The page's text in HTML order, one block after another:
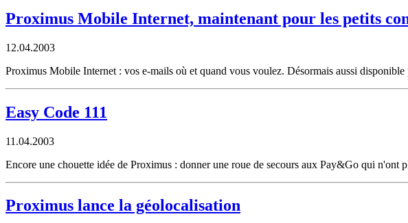
Proximus Mobile Internet, maintenant pour les petits
12.04.2003
Proximus Mobile Internet : vos e-mails où et quand vous voulez. Désormais aussi disponible
Easy Code 111
11.04.2003
Encore une chouette idée de Proximus : donner une roue de secours aux Pay&Go qui n'ont
Proximus lance la géolocalisation